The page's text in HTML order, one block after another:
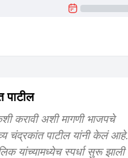
पाटील
करावी अशी मागणी भाजपचे
चंद्रकांत पाटील यांनी केलं आहे.
स्पर्धा सुरू झाली